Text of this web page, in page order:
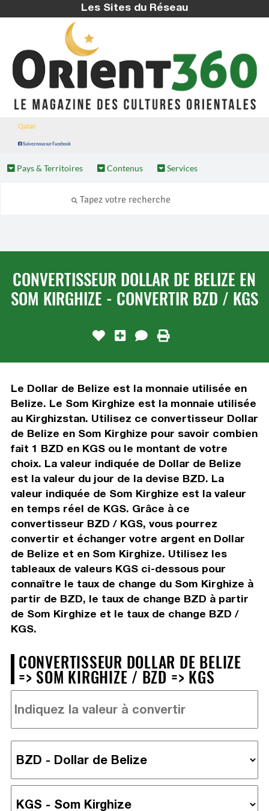
Les Sites du Réseau
Qatar
Suivez nous sur Facebook
Pays & Territoires Contenus Services
CONVERTISSEUR DOLLAR DE BELIZE EN
SOM KIRGHIZE - CONVERTIR BZD / KGS
Le Dollar de Belize est la monnaie utilisée en
Belize. Le Som Kirghize est la monnaie utilisée
au Kirghizstan. Utilisez ce convertisseur Dollar
de Belize en Som Kirghize pour savoir combien
fait 1 BZD en KGS ou le montant de votre
choix. La valeur indiquée de Dollar de Belize
est la valeur du jour de la devise BZD. La
valeur indiquée de Som Kirghize est la valeur
en temps réel de KGS. Grâce à ce
convertisseur BZD / KGS, vous pourrez
convertir et échanger votre argent en Dollar
de Belize et en Som Kirghize. Utilisez les
tableaux de valeurs KGS ci-dessous pour
connaître le taux de change du Som Kirghize à
partir de BZD, le taux de change BZD à partir
de Som Kirghize et le taux de change BZD /
KGS.
CONVERTISSEUR DOLLAR DE BELIZE
=> SOM KIRGHIZE / BZD => KGS